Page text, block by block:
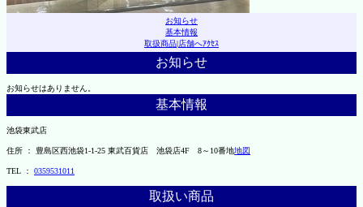
お知らせ
基本情報
取扱商品|店舗へｱｸｾｽ
お知らせ
お知らせはありません。
基本情報
池袋東武店
住所 ： 豊島区西池袋1-1-25 東武百貨店 池袋店4F 8～10番地地図
TEL ： 0359531011
取扱い商品